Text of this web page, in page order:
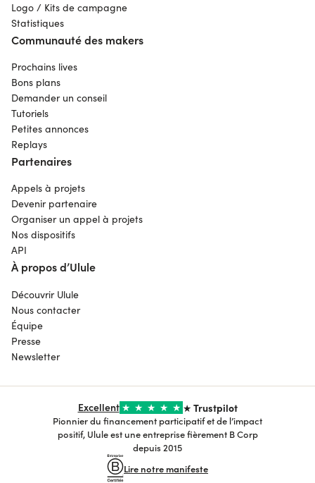
Logo / Kits de campagne
Statistiques
Communauté des makers
Prochains lives
Bons plans
Demander un conseil
Tutoriels
Petites annonces
Replays
Partenaires
Appels à projets
Devenir partenaire
Organiser un appel à projets
Nos dispositifs
API
À propos d’Ulule
Découvrir Ulule
Nous contacter
Équipe
Presse
Newsletter
Excellent ★ ★ ★ ★ ★ ★ Trustpilot
Pionnier du financement participatif et de l’impact
positif, Ulule est une entreprise fièrement B Corp
depuis 2015
Lire notre manifeste